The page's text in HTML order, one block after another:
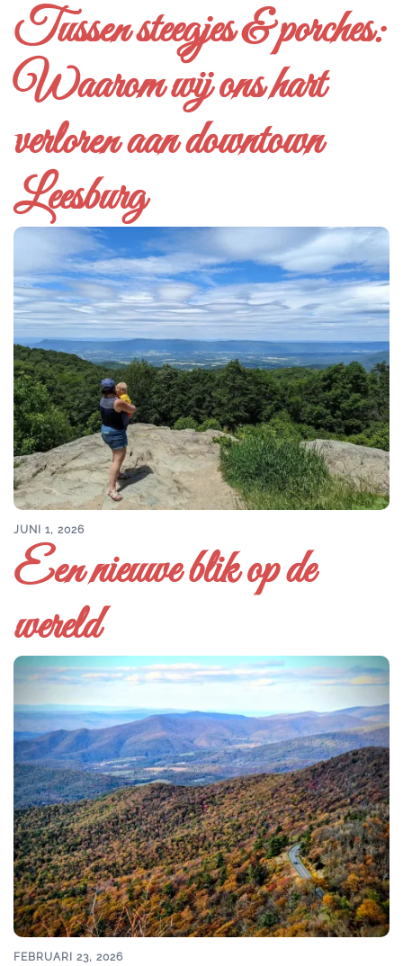
Tussen steegjes & porches:
Waarom wij ons hart
verloren aan downtown
Leesburg
JUNI 1, 2026
Een nieuwe blik op de
wereld
FEBRUARI 23, 2026